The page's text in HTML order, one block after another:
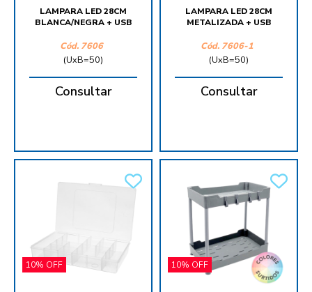
LAMPARA LED 28CM
BLANCA/NEGRA + USB
Cód. 7606
(UxB=50)
Consultar
LAMPARA LED 28CM
METALIZADA + USB
Cód. 7606-1
(UxB=50)
Consultar
10% OFF 10% OFF